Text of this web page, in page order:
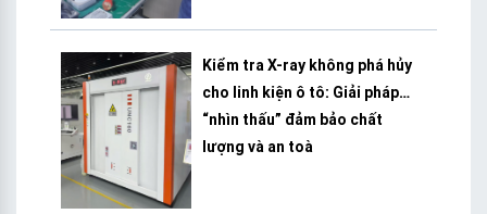
Kiểm tra X-ray không phá hủy
cho linh kiện ô tô: Giải pháp
“nhìn thấu” đảm bảo chất
lượng và an toà